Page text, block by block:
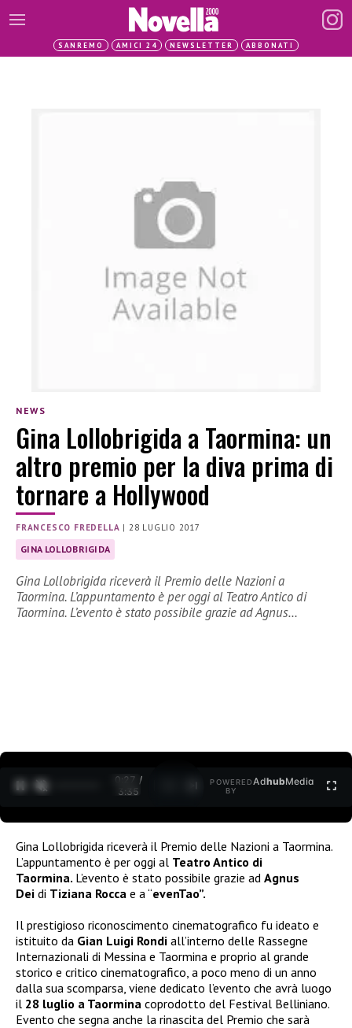
SANREMO AMICI 24 NEWSLETTER ABBONATI
NEWS
Gina Lollobrigida a Taormina: un
altro premio per la diva prima di
tornare a Hollywood
FRANCESCO FREDELLA | 28 LUGLIO 2017
GINA LOLLOBRIGIDA
Gina Lollobrigida riceverà il Premio delle Nazioni a
Taormina. L’appuntamento è per oggi al Teatro Antico di
Taormina. L’evento è stato possibile grazie ad Agnus…
0:28 /
3:35
POWERED
BY
AdhubMedia
Gina Lollobrigida riceverà il Premio delle Nazioni a Taormina.
L’appuntamento è per oggi al Teatro Antico di
Taormina. L’evento è stato possibile grazie ad Agnus
Dei di Tiziana Rocca e a “evenTao”.
Il prestigioso riconoscimento cinematografico fu ideato e
istituito da Gian Luigi Rondi all’interno delle Rassegne
Internazionali di Messina e Taormina e proprio al grande
storico e critico cinematografico, a poco meno di un anno
dalla sua scomparsa, viene dedicato l’evento che avrà luogo
il 28 luglio a Taormina coprodotto del Festival Belliniano.
Evento che segna anche la rinascita del Premio che sarà